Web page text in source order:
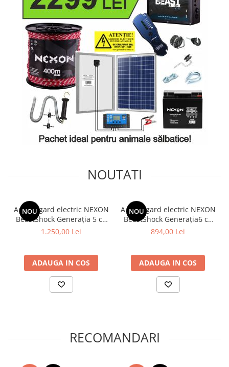
Pompă Submersibilă
Sisteme de alimentare cu panou
Acumulatori / Baterii
Acumulatori de 12V
Baterii 9V
Încălțăminte
Diferite electronice
Cutii de protecție pentru Gard
VOUCHER CADOU
Hrănitoare
Marcarea Animalelor
Tot ce ai nevoie pentru FERMA TA
NOUTATI
NOU
Aparat gard electric NEXON
BeastShock Generația 5 cu
8.5J putere
1.250,00 Lei
ADAUGA IN COS
NOU
Aparat gard electric NEXON
BeastShock Generația6 cu
6J putere
894,00 Lei
ADAUGA IN COS
RECOMANDARI